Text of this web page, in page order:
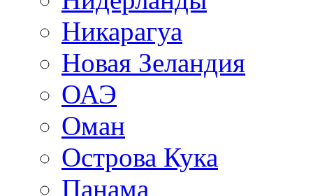
Никарагуа
Новая Зеландия
ОАЭ
Оман
Острова Кука
Панама